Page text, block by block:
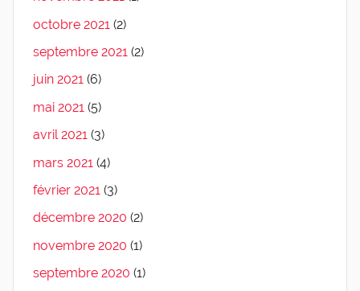
octobre 2021 (2)
septembre 2021 (2)
juin 2021 (6)
mai 2021 (5)
avril 2021 (3)
mars 2021 (4)
février 2021 (3)
décembre 2020 (2)
novembre 2020 (1)
septembre 2020 (1)